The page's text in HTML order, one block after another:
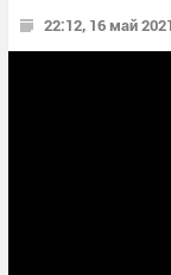
22:12, 16 май